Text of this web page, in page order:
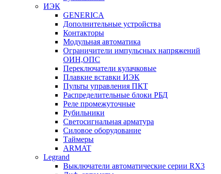
ИЭК
GENERICA
Дополнительные устройства
Контакторы
Модульная автоматика
Ограничители импульсных напряжений
ОИН,ОПС
Переключатели кулачковые
Плавкие вставки ИЭК
Пульты управления ПКТ
Распределительные блоки РБД
Реле промежуточные
Рубильники
Светосигнальная арматура
Силовое оборудование
Таймеры
ARMAT
Legrand
Выключатели автоматические серии RX3